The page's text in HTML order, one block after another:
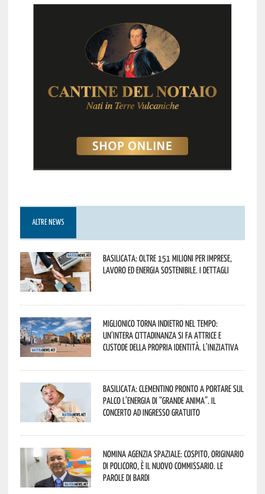
ALTRE NEWS
Basilicata: oltre 151 milioni per imprese,
lavoro ed energia sostenibile. I dettagli
Miglionico torna indietro nel tempo:
un’intera cittadinanza si fa attrice e
custode della propria identità. L’iniziativa
Basilicata: Clementino pronto a portare sul
palco l’energia di “Grande Anima”. Il
concerto ad ingresso gratuito
Nomina Agenzia Spaziale: Cospito, originario
di Policoro, è il nuovo commissario. Le
parole di Bardi